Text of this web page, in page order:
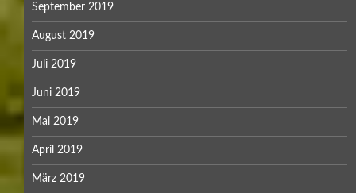
September 2019
August 2019
Juli 2019
Juni 2019
Mai 2019
April 2019
März 2019